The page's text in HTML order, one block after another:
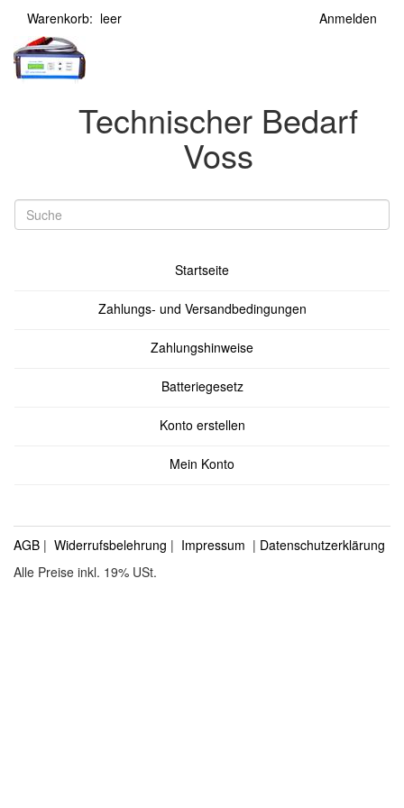
Warenkorb: leer Anmelden
Technischer Bedarf
Voss
Startseite
Zahlungs- und Versandbedingungen
Zahlungshinweise
Batteriegesetz
Konto erstellen
Mein Konto
AGB | Widerrufsbelehrung | Impressum | Datenschutzerklärung
Alle Preise inkl. 19% USt.